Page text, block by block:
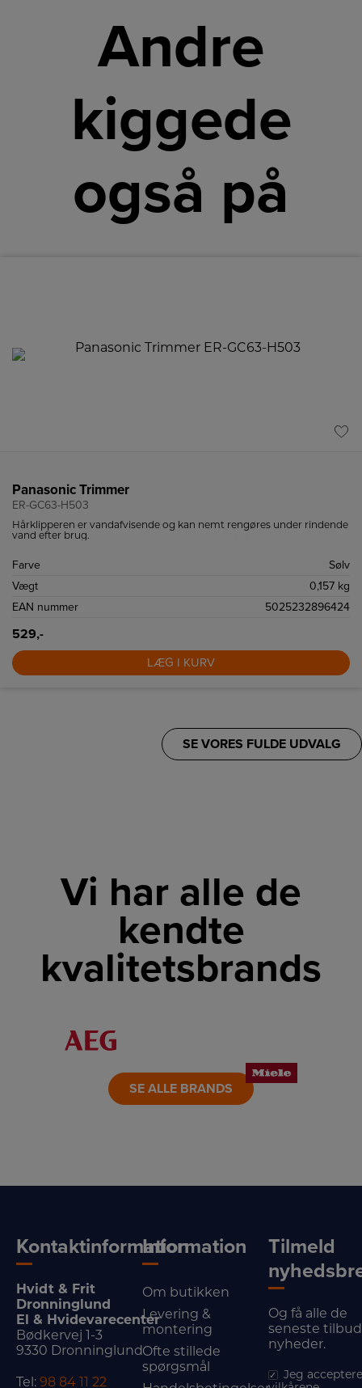
Andre
kiggede
også på
Panasonic Trimmer
ER-GC63-H503
Hårklipperen er vandafvisende og kan nemt rengøres under rindende
vand efter brug.
Farve
Sølv
Vægt
0,157 kg
EAN nummer
5025232896424
529,-
LÆG I KURV
SE VORES FULDE UDVALG
Vi har alle de
kendte
kvalitetsbrands
LINK
SE ALLE BRANDS
Kontaktinformation
Hvidt & Frit
Dronninglund
El & Hvidevarecenter
Bødkervej 1-3
9330 Dronninglund
Tel: 98 84 11 22
Information
Om butikken
Levering &
montering
Ofte stillede
spørgsmål
Tilmeld
Og få alle de
seneste
nyheder.
Jeg